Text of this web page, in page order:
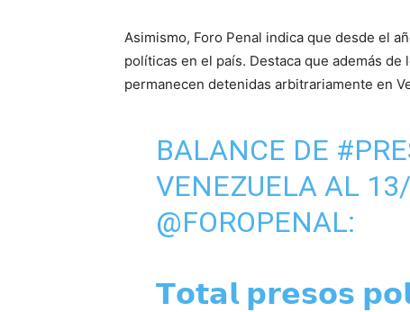
Asimismo, Foro Penal indica que desde el
políticas en el país. Destaca que además
permanecen detenidas arbitrariamente en
BALANCE DE
VENEZUELA AL
@FOROPENAL:
𝗧𝗼𝘁𝗮𝗹 𝗽𝗿𝗲𝘀𝗼𝘀